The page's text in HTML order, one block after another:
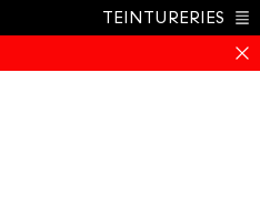
TEINTURERIES